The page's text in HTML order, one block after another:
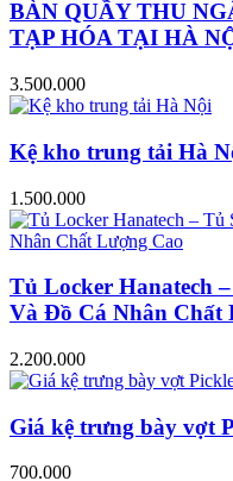
BÀN QUẦY THU
TẠP HÓA TẠI HÀ
3.500.000
Kệ kho trung tải Hà
1.500.000
Tủ Locker Hanatech
Và Đồ Cá Nhân Chất
2.200.000
Giá kệ trưng bày vợt
700.000